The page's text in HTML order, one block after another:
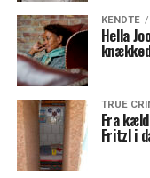
KENDTE
Hella
TRUE
Fra
Fritzl i